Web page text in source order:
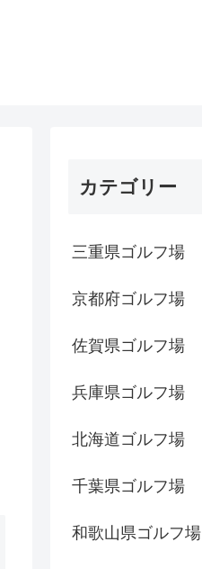
カテゴリー
三重県ゴルフ場
京都府ゴルフ場
佐賀県ゴルフ場
兵庫県ゴルフ場
北海道ゴルフ場
千葉県ゴルフ場
和歌山県ゴルフ場